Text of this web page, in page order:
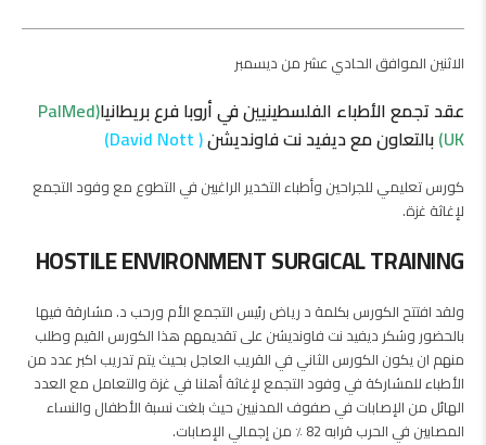
الاثنين الموافق الحادي عشر من ديسمبر
عقد تجمع الأطباء الفلسطينيين في أروبا فرع بريطانيا (PalMed
UK) بالتعاون مع ديفيد نت فاونديشن( David Nott)
كورس تعليمي للجراحين وأطباء التخدير الراغبين في التطوع مع وفود التجمع
لإغاثة غزة.
HOSTILE ENVIRONMENT SURGICAL TRAINING
ولقد افتتح الكورس بكلمة د رياض رئيس التجمع الأم ورحب د. مشارقة فيها
بالحضور وشكر ديفيد نت فاونديشن على تقديمهم هذا الكورس القيم وطلب
منهم ان يكون الكورس الثاني في القريب العاجل بحيث يتم تدريب اكبر عدد من
الأطباء للمشاركة في وفود التجمع لإغاثة أهلنا في غزة والتعامل مع العدد
الهائل من الإصابات في صفوف المدنيين حيث بلغت نسبة الأطفال والنساء
المصابين في الحرب قرابه 82 ٪ من إجمالي الإصابات.